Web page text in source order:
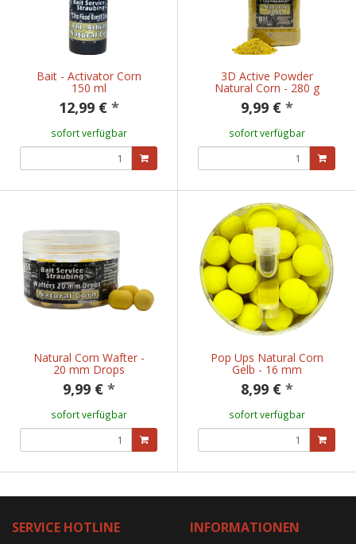
Bait - Activator Corn
150 ml
12,99 € *
sofort verfügbar
3D Active Powder
Natural Corn - 280 g
9,99 € *
sofort verfügbar
Natural Corn Wafter -
20 mm Drops
9,99 € *
sofort verfügbar
Pop Ups Natural Corn
Gelb - 16 mm
8,99 € *
sofort verfügbar
SERVICE HOTLINE
INFORMATIONEN